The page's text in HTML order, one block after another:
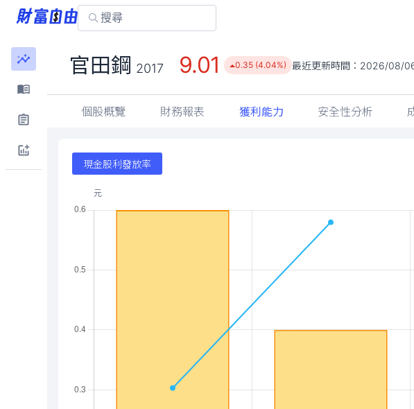
官田鋼 2017 9.01 0.35 (4.04%) 最近更新時間： 2026/08/
個股概覽 財務報表 獲利能力 安全性分析
現金股利發放率